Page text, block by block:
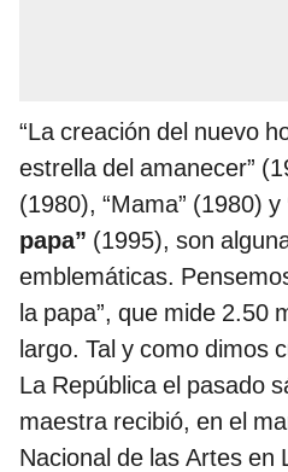
“La creación del nuevo
estrella del amanecer”
(1980), “Mama” (1980) y
papa” (1995), son
emblemáticas.
la papa”, que mide 2.50
largo. Tal y como dimos
La República el pasado
maestra recibió, en el
Nacional de las Artes en